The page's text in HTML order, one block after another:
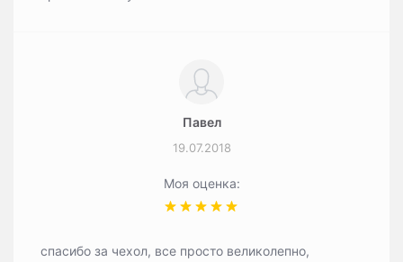
Павел
19.07.2018
Моя оценка:
спасибо за чехол, все просто великолепно,